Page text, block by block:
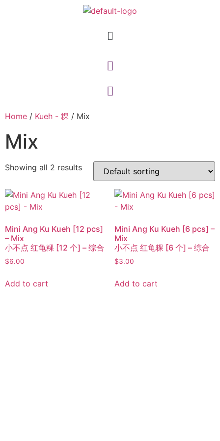
Home / Kueh - 粿 / Mix
Mix
Showing all 2 results
Mini Ang Ku Kueh [12 pcs]
– Mix
小不点 红龟粿 [12 个] – 综合
$6.00
Add to cart
Mini Ang Ku Kueh [6 pcs] –
Mix
小不点 红龟粿 [6 个] – 综合
$3.00
Add to cart